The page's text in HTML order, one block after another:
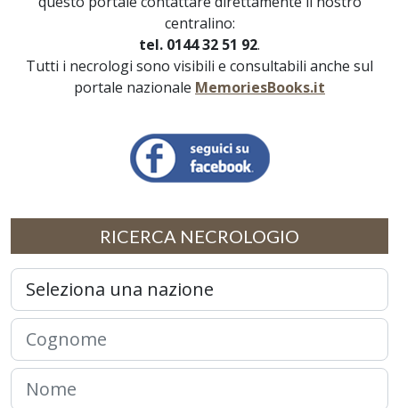
centralino:
tel. 0144 32 51 92.
Tutti i necrologi sono visibili e consultabili anche sul
portale nazionale MemoriesBooks.it
RICERCA NECROLOGIO